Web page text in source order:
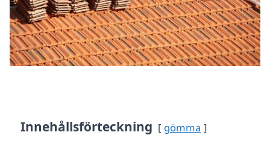
Innehållsförteckning gömma